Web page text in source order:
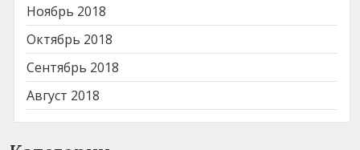
Ноябрь 2018
Октябрь 2018
Сентябрь 2018
Август 2018